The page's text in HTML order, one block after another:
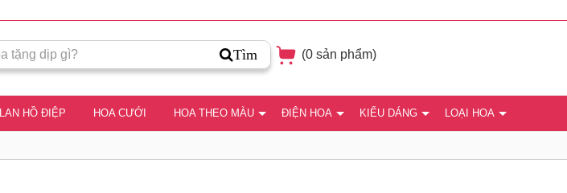
Tìm (0 sản phẩm)
LAN HỒ ĐIỆP HOA CƯỚI HOA THEO MÀU ĐIỆN HOA KIỂU DÁNG LOẠI HOA